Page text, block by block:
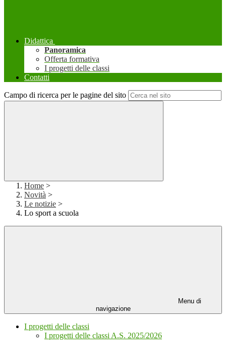
Didattica
Panoramica
Offerta formativa
I progetti delle classi
Contatti
Campo di ricerca per le pagine del sito
Home >
Novità >
Le notizie >
Lo sport a scuola
Menu di
navigazione
I progetti delle classi
I progetti delle classi A.S. 2025/2026